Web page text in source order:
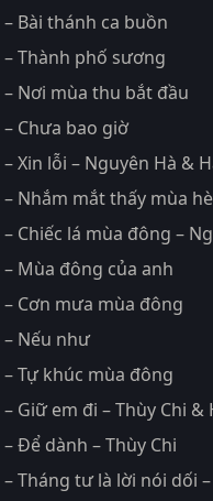
– Bài thánh ca buồn
– Thành phố sương
– Nơi mùa thu bắt đầu
– Chưa bao giờ
– Xin lỗi – Nguyên Hà &
– Nhắm mắt thấy mùa
– Chiếc lá mùa đông –
– Mùa đông của anh
– Cơn mưa mùa đông
– Nếu như
– Tự khúc mùa đông
– Giữ em đi – Thùy Chi &
– Để dành – Thùy Chi
– Tháng tư là lời nói dối